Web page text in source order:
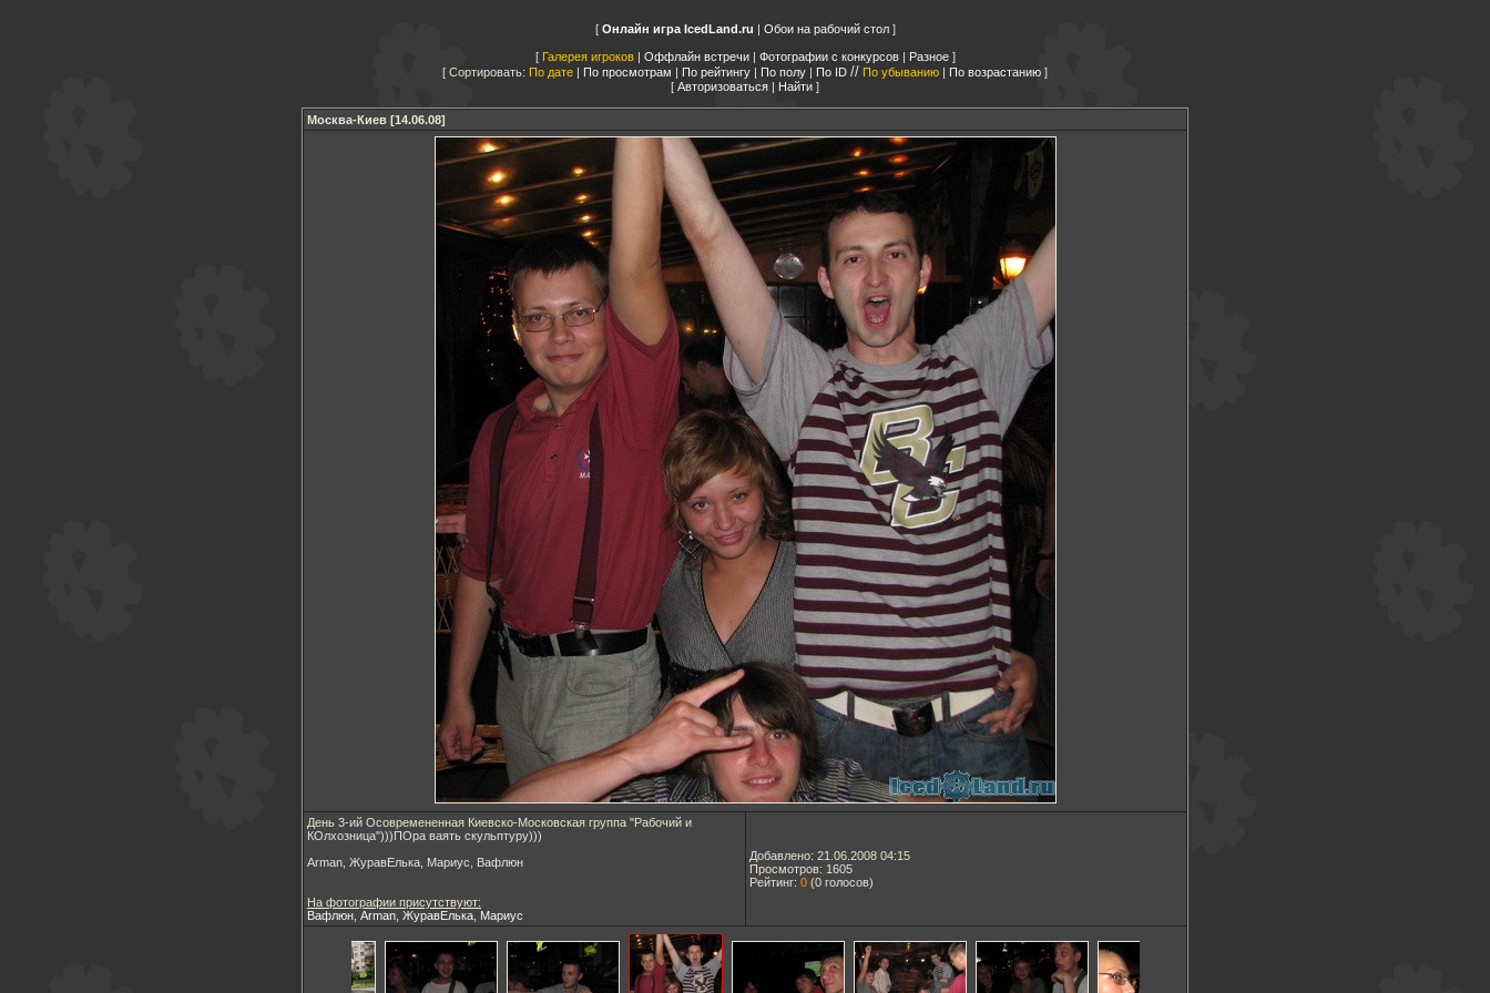
Онлайн игра IcedLand.ru | Обои на рабочий стол
Галерея игроков| Оффлайн встречи| Фотографии с конкурсов| Разное
Сортировать: По дате | По просмотрам | По рейтингу | По полу | По ID // По убыванию | По возрастанию
Авторизоваться | Найти
Москва-Киев [14.06.08]
День 3-ий Осовремененная Киевско-Московская группа "Рабочий и
КОлхозница")))ПОра ваять скульптуру)))
Arman, ЖуравЕлька, Мариус, Вафлюн
На фотографии присутствуют:
Вафлюн Arman ЖуравЕлька Мариус
Добавлено: 21.06.2008 04:15
Просмотров: 1605
Рейтинг: 0 (0 голосов)